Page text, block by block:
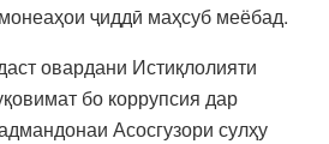
ҷиддӣ маҳсуб меёбад.
овардани Истиқлолияти
бо коррупсия дар
Асосгузори сулҳу